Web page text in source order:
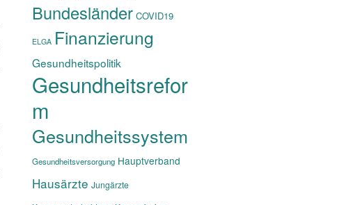
Bundesländer COVID19
ELGA Finanzierung
Gesundheitspolitik
Gesundheitsrefor
m
Gesundheitssystem
Gesundheitsversorgung Hauptverband
Hausärzte Jungärzte